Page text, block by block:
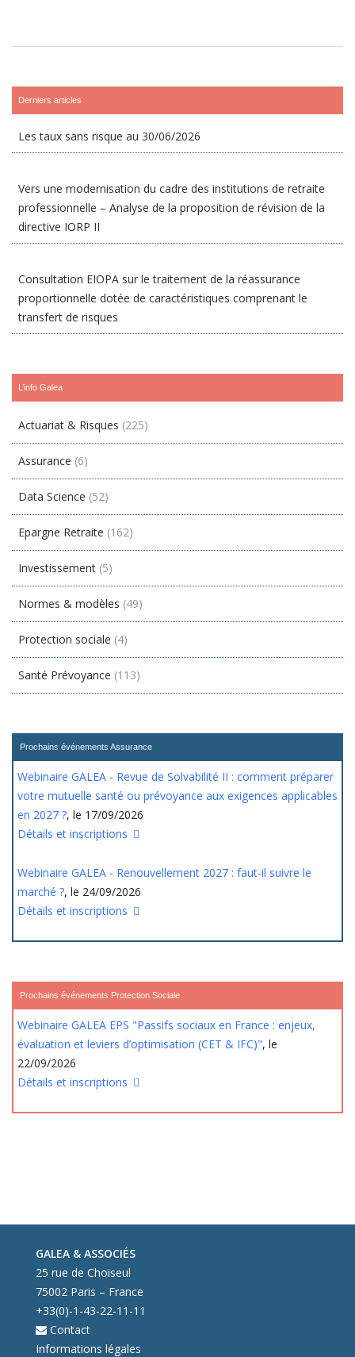
Derniers articles
Les taux sans risque au 30/06/2026
Vers une modernisation du cadre des institutions de retraite
professionnelle – Analyse de la proposition de révision de la
directive IORP II
Consultation EIOPA sur le traitement de la réassurance
proportionnelle dotée de caractéristiques comprenant le
transfert de risques
L’info Galea
Actuariat & Risques (225)
Assurance (6)
Data Science (52)
Epargne Retraite (162)
Investissement (5)
Normes & modèles (49)
Protection sociale (4)
Santé Prévoyance (113)
Prochains événements Assurance
Webinaire GALEA - Revue de Solvabilité II : comment préparer
votre mutuelle santé ou prévoyance aux exigences applicables
en 2027 ?, le 17/09/2026
Détails et inscriptions
Webinaire GALEA - Renouvellement 2027 : faut-il suivre le
marché ?, le 24/09/2026
Détails et inscriptions
Prochains événements Protection Sociale
Webinaire GALEA EPS "Passifs sociaux en France : enjeux,
évaluation et leviers d’optimisation (CET & IFC)", le
22/09/2026
Détails et inscriptions
GALEA & ASSOCIÉS
25 rue de Choiseul
75002 Paris – France
+33(0)-1-43-22-11-11
Contact
Informations légales